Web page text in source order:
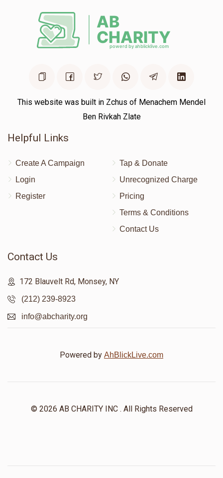
This website was built in Zchus of Menachem Mendel
Ben Rivkah Zlate
Helpful Links
Create A Campaign
Login
Register
Tap & Donate
Unrecognized Charge
Pricing
Terms & Conditions
Contact Us
Contact Us
172 Blauvelt Rd, Monsey, NY
(212) 239-8923
info@abcharity.org
Powered by AhBlickLive.com
© 2026 AB CHARITY INC . All Rights Reserved